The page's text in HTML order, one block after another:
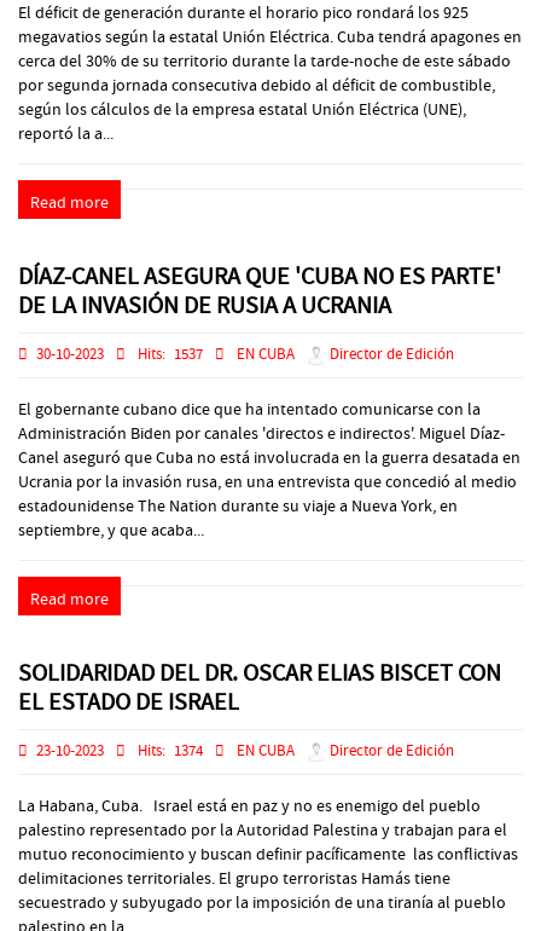
El déficit de generación durante el horario pico rondará los 925
megavatios según la estatal Unión Eléctrica. Cuba tendrá apagones en
cerca del 30% de su territorio durante la tarde-noche de este sábado
por segunda jornada consecutiva debido al déficit de combustible,
según los cálculos de la empresa estatal Unión Eléctrica (UNE),
reportó la a...
Read more
DÍAZ-CANEL ASEGURA QUE 'CUBA NO ES PARTE'
DE LA INVASIÓN DE RUSIA A UCRANIA
30-10-2023 Hits: 1537 EN CUBA Director de Edición
El gobernante cubano dice que ha intentado comunicarse con la
Administración Biden por canales 'directos e indirectos'. Miguel Díaz-
Canel aseguró que Cuba no está involucrada en la guerra desatada en
Ucrania por la invasión rusa, en una entrevista que concedió al medio
estadounidense The Nation durante su viaje a Nueva York, en
septiembre, y que acaba...
Read more
SOLIDARIDAD DEL DR. OSCAR ELIAS BISCET CON
EL ESTADO DE ISRAEL
23-10-2023 Hits: 1374 EN CUBA Director de Edición
La Habana, Cuba. Israel está en paz y no es enemigo del pueblo
palestino representado por la Autoridad Palestina y trabajan para el
mutuo reconocimiento y buscan definir pacíficamente las conflictivas
delimitaciones territoriales. El grupo terroristas Hamás tiene
secuestrado y subyugado por la imposición de una tiranía al pueblo
palestino en la ...